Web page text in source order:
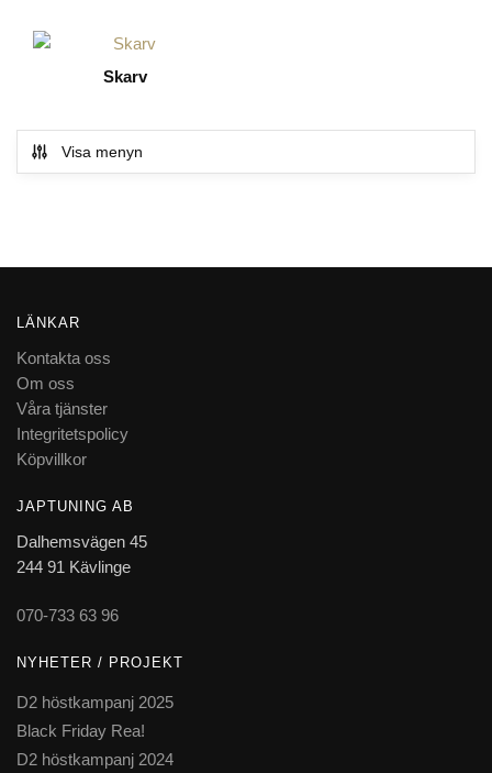
Skarv
Visa menyn
LÄNKAR
Kontakta oss
Om oss
Våra tjänster
Integritetspolicy
Köpvillkor
JAPTUNING AB
Dalhemsvägen 45
244 91 Kävlinge
070-733 63 96
NYHETER / PROJEKT
D2 höstkampanj 2025
Black Friday Rea!
D2 höstkampanj 2024